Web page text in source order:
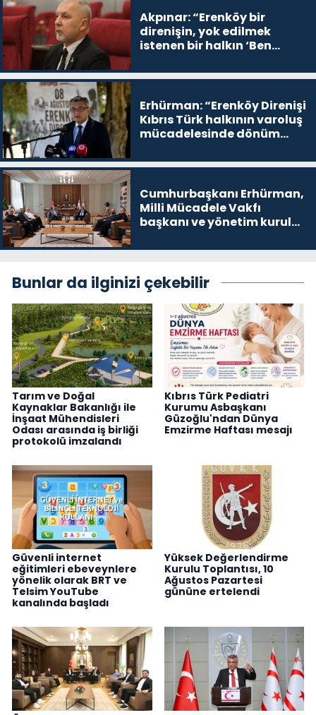
Akpınar: “Erenköy bir
direnişin, yok edilmek
istenen bir halkın ‘Ben
devam edeceğim’ dediği
Erhürman: “Erenköy Direnişi
Kıbrıs Türk halkının varoluş
mücadelesinde dönüm
Cumhurbaşkanı Erhürman,
Milli Mücadele Vakfı
başkanı ve yönetim kurulu
Bunlar da ilginizi çekebilir
Tarım ve Doğal
Kaynaklar Bakanlığı ile
İnşaat Mühendisleri
Odası arasında iş birliği
protokolü imzalandı
Kıbrıs Türk Pediatri
Kurumu Asbaşkanı
Güzoğlu'ndan Dünya
Emzirme Haftası mesajı
Güvenli internet
eğitimleri ebeveynlere
yönelik olarak BRT ve
Telsim YouTube
kanalında başladı
Yüksek Değerlendirme
Kurulu Toplantısı, 10
Ağustos Pazartesi
gününe ertelendi